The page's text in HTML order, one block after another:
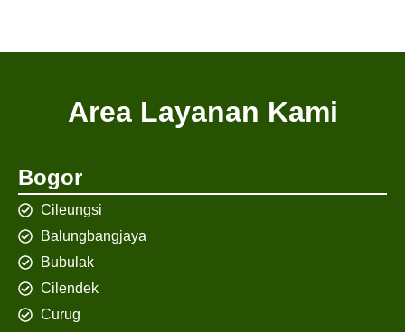
Area Layanan Kami
Bogor
Cileungsi
Balungbangjaya
Bubulak
Cilendek
Curug